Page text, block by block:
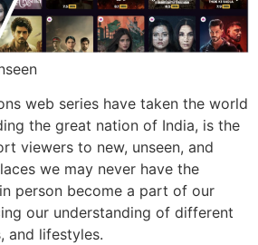
web series have taken the world
the great nation of India, is the
viewers to new, unseen, and
we may never have the
person become a part of our
our understanding of different
and lifestyles.